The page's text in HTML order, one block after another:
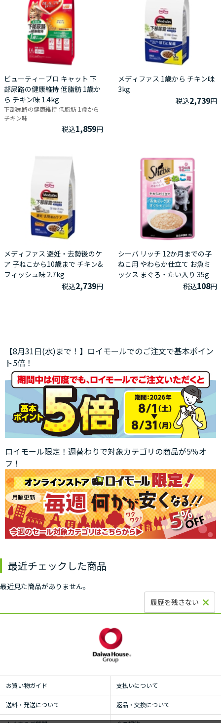
ビューティープロ キャット 下
部尿路の健康維持 低脂肪 1歳か
ら チキン味 1.4kg
下部尿路の健康維持 低脂肪 1歳から
チキン味
税込1,859円
メディファス 1歳から チキン味
3kg
税込2,739円
メディファス 避妊・去勢後のケ
ア 子ねこから10歳まで チキン&
フィッシュ味 2.7kg
税込2,739円
シーバ リッチ 12か月までの子
ねこ用 やわらか仕立て お魚ミ
ックス まぐろ・たい入り 35g
税込108円
【8月31日(水)まで！】ロイモールでのご注文で基本ポイン
ト5倍！
ロイモール限定！週替わりで対象カテゴリの商品が5％オ
フ！
最近チェックした商品
最近見た商品がありません。
履歴を残さない
お買い物ガイド 支払いについて
送料・発送について 返品・交換について